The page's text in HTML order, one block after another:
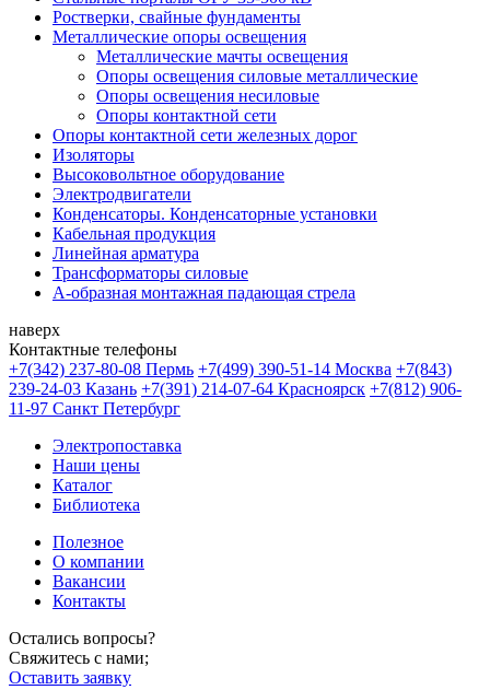
Ростверки, свайные фундаменты
Металлические опоры освещения
Металлические мачты освещения
Опоры освещения силовые металлические
Опоры освещения несиловые
Опоры контактной сети
Опоры контактной сети железных дорог
Изоляторы
Высоковольтное оборудование
Электродвигатели
Конденсаторы. Конденсаторные установки
Кабельная продукция
Линейная арматура
Трансформаторы силовые
А-образная монтажная падающая стрела
наверх
Контактные телефоны
+7(342) 237-80-08 Пермь +7(499) 390-51-14 Москва +7(843)
239-24-03 Казань +7(391) 214-07-64 Красноярск +7(812) 906-
11-97 Санкт Петербург
Электропоставка
Наши цены
Каталог
Библиотека
Полезное
О компании
Вакансии
Контакты
Остались вопросы?
Свяжитесь с нами;
Оставить заявку